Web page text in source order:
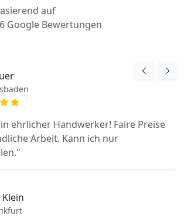
auf
Google Bewertungen
ehrlicher Handwerker! Faire Preise
Arbeit. Kann ich nur